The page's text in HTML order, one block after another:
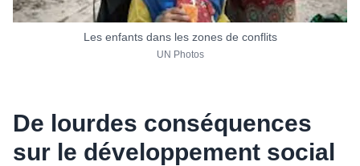
Les enfants dans les zones de conflits
UN Photos
De lourdes conséquences
sur le développement social